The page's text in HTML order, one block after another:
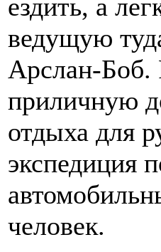
ездить, а
ведущую
Арслан-Боб.
приличную
отдыха для
экспедиция
человек.